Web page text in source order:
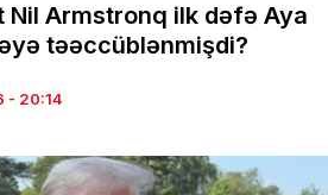
Nil Armstronq ilk dəfə Aya
təəccüblənmişdi?
- 20:14